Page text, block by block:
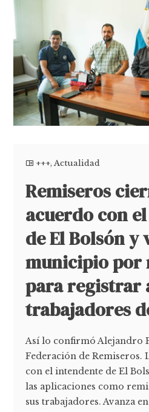
+++,Actualidad
Remiseros
acuerdo con
de El Bolsón y
municipio por
para registrar
trabajadores
Así lo confirmó Alejandro
Federación de Remiseros.
con el intendente de El
las aplicaciones como
sus trabajadores. Avanza